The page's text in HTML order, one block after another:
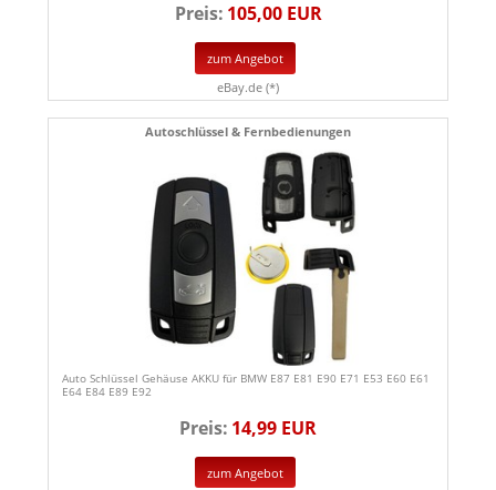
Preis: 105,00 EUR
zum Angebot
eBay.de (*)
Autoschlüssel & Fernbedienungen
Auto Schlüssel Gehäuse AKKU für BMW E87 E81 E90 E71 E53 E60 E61
E64 E84 E89 E92
Preis: 14,99 EUR
zum Angebot